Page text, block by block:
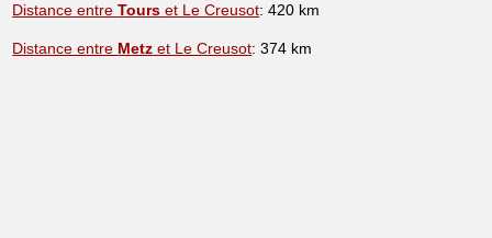
Distance entreTours et Le Creusot: 420 km
Distance entre Metz et Le Creusot: 374 km